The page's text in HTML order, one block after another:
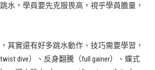
水，學員要先克服畏高，視乎學員膽量，
其實還有好多跳水動作、技巧需要學習，
dive）、反身翻騰（full gainer）、蝶式